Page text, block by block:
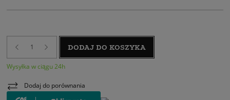
DODAJ DO KOSZYKA
Wysyłka w ciągu 24h
Dodaj do porównania